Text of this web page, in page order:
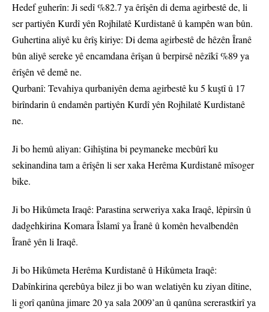
Hedef guherîn: Ji sedî %82.7 ya êrîşên di dema agirbestê de, li
ser partiyên Kurdî yên Rojhilatê Kurdistanê û kampên wan bûn.
Guhertina aliyê ku êrîş kiriye: Di dema agirbestê de hêzên Îranê
bûn aliyê sereke yê encamdana êrîşan û berpirsê nêzîkî %89 ya
êrîşên vê demê ne.
Qurbanî: Tevahiya qurbaniyên dema agirbestê ku 5 kuştî û 17
birîndarin û endamên partiyên Kurdî yên Rojhilatê Kurdistanê
ne.
Ji bo hemû aliyan: Gihîştina bi peymaneke mecbûrî ku
sekinandina tam a êrîşên li ser xaka Herêma Kurdistanê mîsoger
bike.
Ji bo Hikûmeta Iraqê: Parastina serweriya xaka Iraqê, lêpirsîn û
dadgehkirina Komara Îslamî ya Îranê û komên hevalbendên
Îranê yên li Iraqê.
Ji bo Hikûmeta Herêma Kurdistanê û Hikûmeta Iraqê:
Dabînkirina qerebûya bilez ji bo wan welatiyên ku ziyan dîtine,
li gorî qanûna jimare 20 ya sala 2009’an û qanûna sererastkirî ya